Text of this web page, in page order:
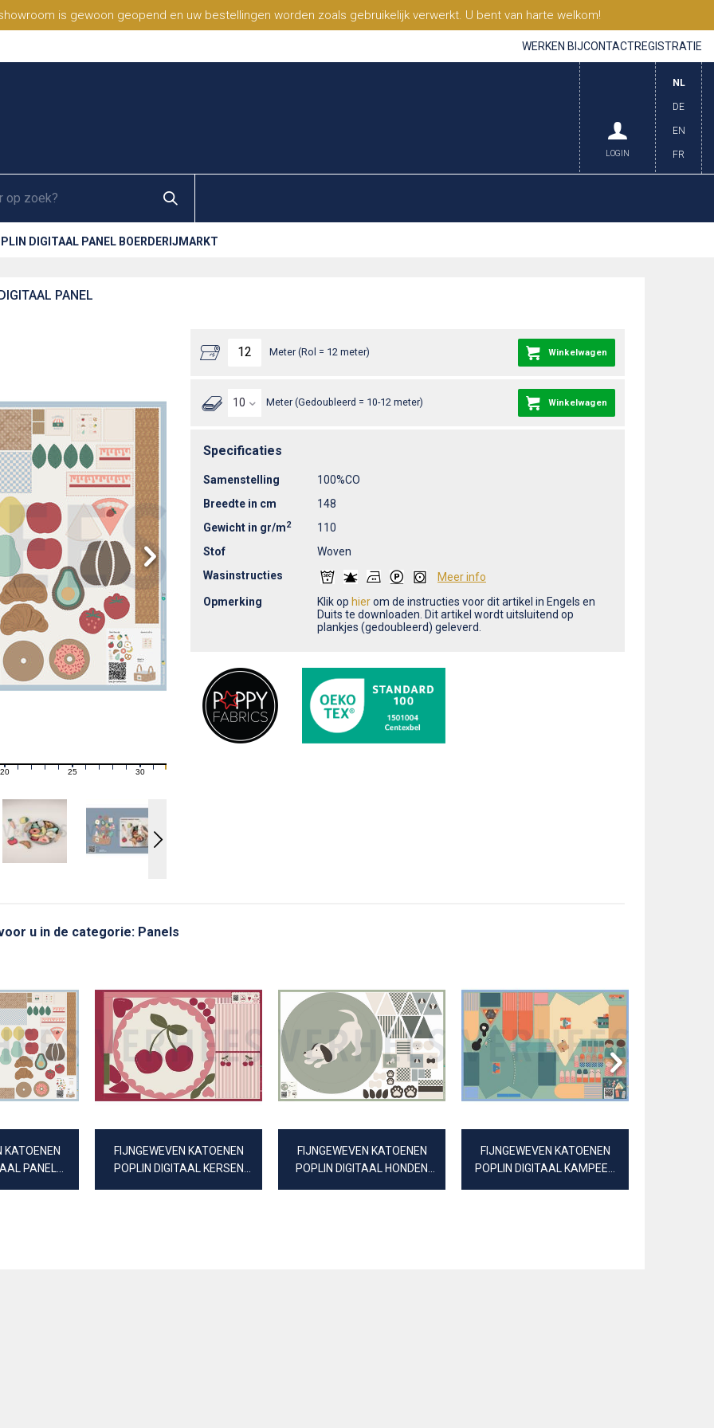
is gewoon geopend en uw bestellingen worden zoals gebruikelijk verwerkt. U bent van harte welkom!
WERKEN BIJCONTACTREGISTRATIE
NL
DE
EN
FR
LOGIN
DIGITAAL PANEL BOERDERIJMARKT
PANEL
21 22 23 24 26 27 28 29 31
Meter (Rol = 12 meter) Winkelwagen
Meter (Gedoubleerd = 10-12 meter) Winkelwagen
Specificaties
Samenstelling
100%CO
Breedte in cm
148
Gewicht in gr/m2
110
Stof
Woven
Wasinstructies
Meer info
Opmerking
Klik op hierom de instructies voor dit artikel in Engels en
Duits te downloaden. Dit artikel wordt uitsluitend op
plankjes (gedoubleerd) geleverd.
u in de categorie: Panels
KATOENEN
PANEL
FIJNGEWEVEN KATOENEN
POPLIN DIGITAAL KERSEN
FIJNGEWEVEN KATOENEN
POPLIN DIGITAAL HONDEN
FIJNGEWEVEN KATOENEN
POPLIN DIGITAAL KAMPEER